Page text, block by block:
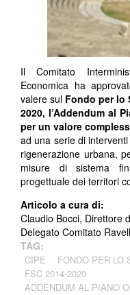
Il Comitato
Economica ha
valere sul Fondo per lo
2020, l’Addendum al
per un valore
ad una serie di
rigenerazione urbana,
misure di sistema
progettuale dei territori
Articolo a cura di:
Claudio Bocci, Direttore
Delegato Comitato
TAG:
CIPE
FONDO PER LO
FSC 2014-2020
ADDENDUM AL PIANO